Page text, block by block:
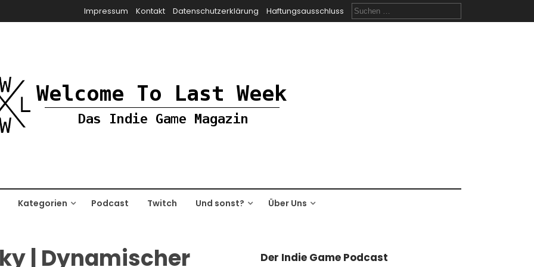
Impressum Kontakt Datenschutzerklärung Haftungsausschluss
Suchen
nach:
Kategorien Podcast Twitch Und sonst? Über Uns
| Dynamischer
Der Indie Game Podcast